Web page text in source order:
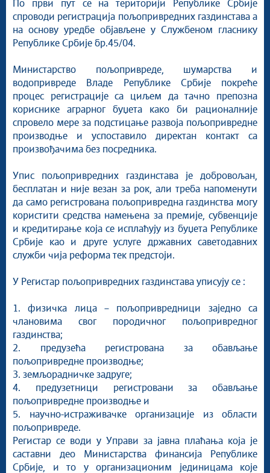
Култура и вера
Спорт
Конференције за новинаре
Интервјуи
Линкови
Издвојене теме
COVID-19 - архива
По први пут се на територији Републике Србије
спроводи регистрација пољопривредних газдинстава а
на основу уредбе објављене у Службеном гласнику
Републике Србије бр.45/04.
Министарство пољопривреде, шумарства и
водопривреде Владе Републике Србије покреће
процес регистрације са циљем да тачно препозна
кориснике аграрног буџета како би рационалније
спровело мере за подстицање развоја пољопривредне
производње и успоставило директан контакт са
произвођачима без посредника.
Упис пољопривредних газдинстава је добровољан,
бесплатан и није везан за рок, али треба напоменути
да само регистрована пољопривредна газдинства могу
користити средства намењена за премије, субвенције
и кредитирање која се исплаћују из буџета Републике
Србије као и друге услуге државних саветодавних
служби чија реформа тек предстоји.
У Регистар пољопривредних газдинстава уписују се :
1. физичка лица – пољопривредници заједно са
члановима свог породичног пољопривредног
газдинства;
2. предузећа регистрована за обављање
пољопривредне производње;
3. земљорадничке задруге;
4. предузетници регистровани за обављање
пољопривредне производње и
5. научно-истраживачке организације из области
пољопривреде.
Регистар се води у Управи за јавна плаћања која је
саставни део Министарства финансија Републике
Србије, и то у организационим јединицама које